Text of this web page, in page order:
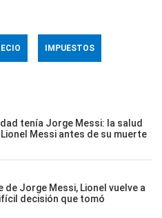
IMPUESTOS
tenía Jorge Messi: la salud
Messi antes de su muerte
de Jorge Messi, Lionel vuelve a
decisión que tomó